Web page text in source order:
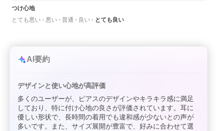
つけ心地
とても悪い
悪い 普通 良い とても良い
AI要約
デザインと使い心地が高評価
多くのユーザーが、ピアスのデザインやキラキラ感に満足
しており、特に付け心地の良さが評価されています。耳に
優しい形状で、長時間の着用でも違和感が少ないとの声が
多いです。また、サイズ展開が豊富で、好みに合わせて選